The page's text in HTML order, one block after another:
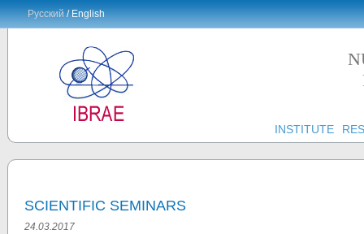
Русский/ English
INSTITUTE
SCIENTIFIC SEMINARS
24.03.2017